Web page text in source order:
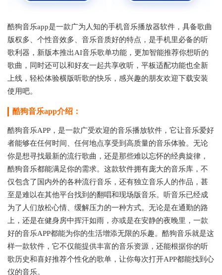
酷狗音乐app是一款广为人知的手机音乐播放器软件，具备歌曲
版权多、个性音效多、音乐音质好的特点，是手机里必备的听
歌利器，新版本推出AI音乐歌单功能，更加智能推荐你想听的
歌曲，同时还可以和好友一起共享收听，平板适配功能也全新
上线，轻松体验横版听歌的快乐，感兴趣的朋友欢迎下载安装
使用吧。
酷狗音乐app介绍：
酷狗音乐APP，是一款广受欢迎的音乐播放软件，它让音乐爱好
者能够在任何时间、任何地点享受到高质量的音乐体验。无论
你是想寻找最新的流行歌曲，还是那些难以忘怀的经典旋律，
酷狗音乐都能满足你的需求。这款软件拥有庞大的音乐库，不
仅包含了国内外的各种流行音乐，还有独立音乐人的作品，甚
至是难以在其他平台找到的翻唱和现场版音乐。听音乐已经成
为了人们放松心情、缓解压力的一种方式。无论是在通勤的路
上，还是在健身房中挥汗如雨，亦或是在安静的夜晚里，一款
好的音乐APP都能为你的生活增添无限的乐趣。酷狗音乐就是这
样一款软件，它不仅能提供丰富的音乐资源，还能根据你的听
歌历史和喜好推荐个性化的歌单，让你每次打开APP都能找到心
仪的音乐。